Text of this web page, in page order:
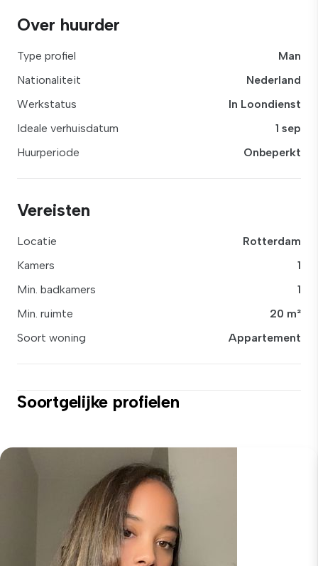
Over huurder
Type profiel
Man
Nationaliteit
Nederland
Werkstatus
In Loondienst
Ideale verhuisdatum
1 sep
Huurperiode
Onbeperkt
Vereisten
Locatie
Rotterdam
Kamers
1
Min. badkamers
1
Min. ruimte
20 m²
Soort woning
Appartement
Soortgelijke profielen